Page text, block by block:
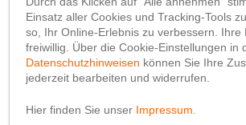
Empfohlen